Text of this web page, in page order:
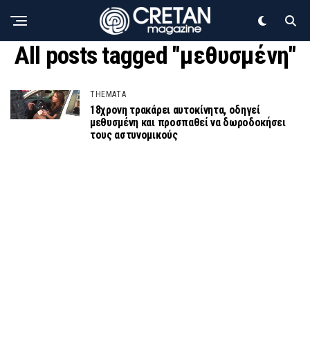
All posts tagged "μεθυσμένη"
THEMATA
18χρονη τρακάρει αυτοκίνητα, οδηγεί
μεθυσμένη και προσπαθεί να δωροδοκήσει
τους αστυνομικούς